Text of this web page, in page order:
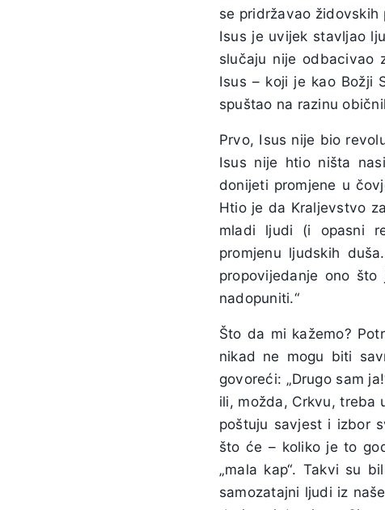
se pridržavao židovskih
Isus je uvijek stavljao
slučaju nije odbacivao
Isus – koji je kao Božji
spuštao na razinu
Prvo, Isus nije bio
Isus nije htio ništa
donijeti promjene u
Htio je da Kraljevstvo
mladi ljudi (i opasni
promjenu ljudskih
propovijedanje ono
nadopuniti.“
Što da mi kažemo?
nikad ne mogu biti
govoreći: „Drugo sam
ili, možda, Crkvu, treba
poštuju savjest i izbor
što će – koliko je to
„mala kap“. Takvi su
samozatajni ljudi iz